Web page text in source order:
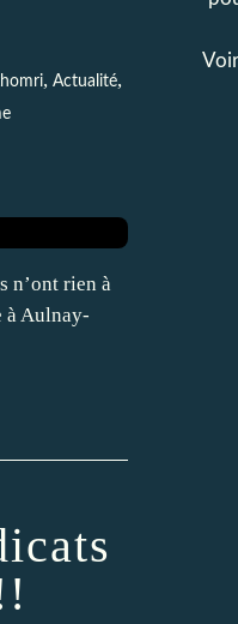
, Actualité,
n’ont rien à
à Aulnay-